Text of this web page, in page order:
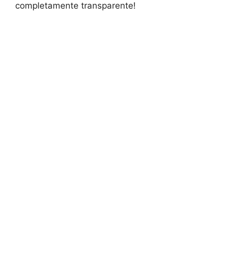
completamente transparente!